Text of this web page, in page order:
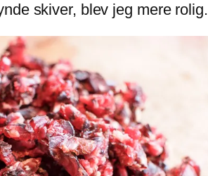
skiver, blev jeg mere rolig.